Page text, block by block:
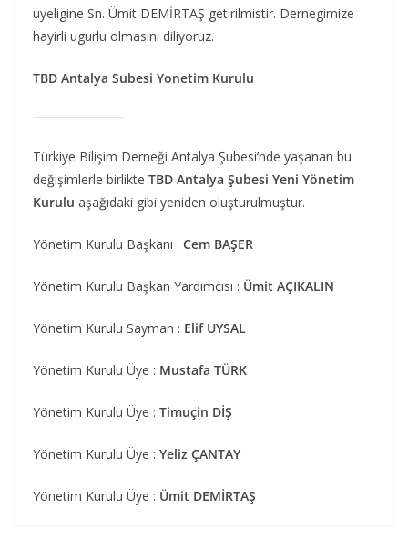
uyeligine Sn. Ümit DEMİRTAŞ getirilmistir. Dernegimize
hayirli ugurlu olmasini diliyoruz.
TBD Antalya Subesi Yonetim Kurulu
Türkiye Bilişim Derneği Antalya Şubesi’nde yaşanan bu
değişimlerle birlikte TBD Antalya Şubesi Yeni Yönetim
Kurulu aşağıdaki gibi yeniden oluşturulmuştur.
Yönetim Kurulu Başkanı : Cem BAŞER
Yönetim Kurulu Başkan Yardımcısı : Ümit AÇIKALIN
Yönetim Kurulu Sayman : Elif UYSAL
Yönetim Kurulu Üye : Mustafa TÜRK
Yönetim Kurulu Üye : Timuçin DİŞ
Yönetim Kurulu Üye : Yeliz ÇANTAY
Yönetim Kurulu Üye : Ümit DEMİRTAŞ